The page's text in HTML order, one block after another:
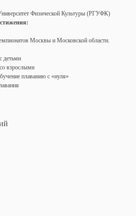
Физической Культуры (РГУФК)
Москвы и Московской области.
детьми
взрослыми
плаванию с «нуля»